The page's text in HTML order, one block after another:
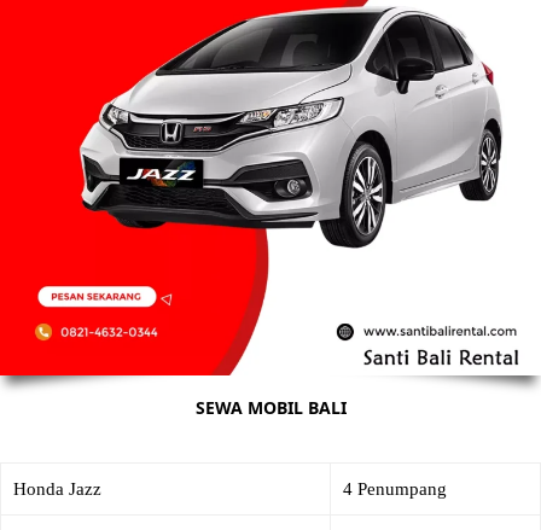
SEWA MOBIL BALI
Honda Jazz 4 Penumpang